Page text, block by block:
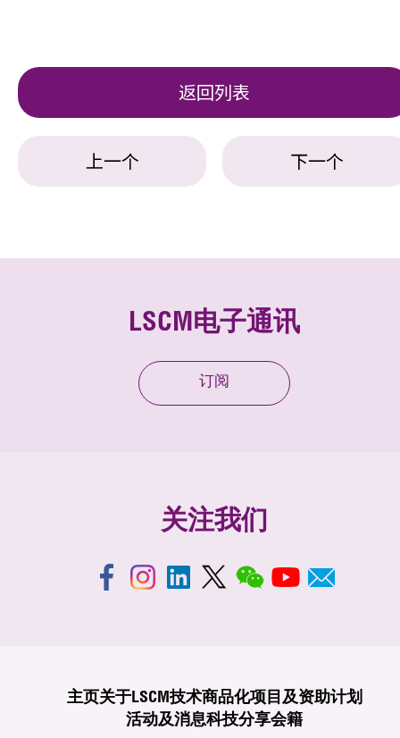
返回列表
上一个 下一个
LSCM电子通讯
订阅
关注我们
主页关于LSCM技术商品化项目及资助计划
活动及消息科技分享会籍